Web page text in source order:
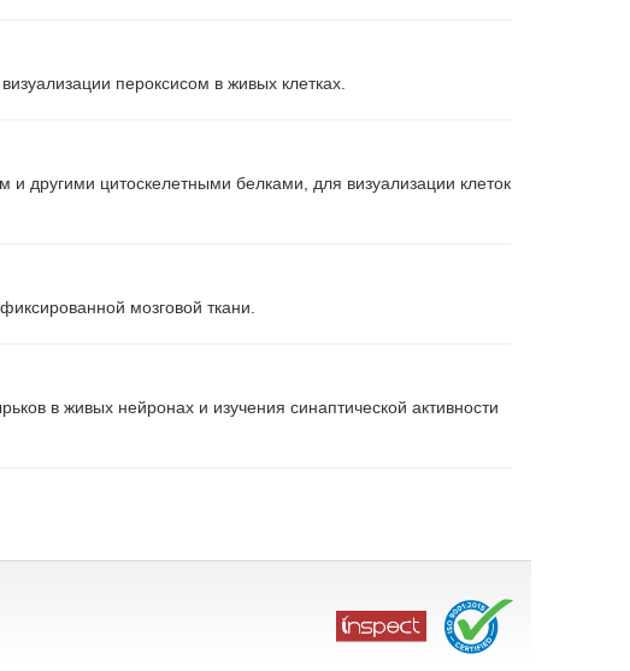
пероксисом в живых клетках.
другими цитоскелетными белками, для визуализации клеток
мозговой ткани.
в живых нейронах и изучения синаптической активности